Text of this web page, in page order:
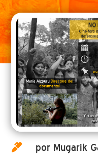
 por Mugarik